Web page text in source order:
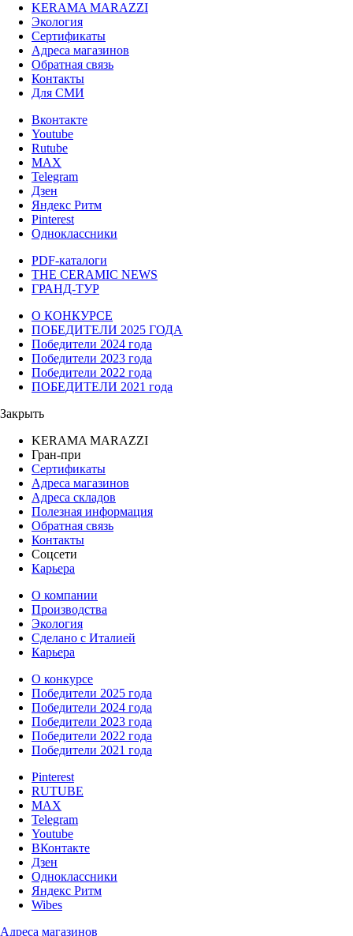
KERAMA MARAZZI
Экология
Сертификаты
Адреса магазинов
Обратная связь
Контакты
Для СМИ
Вконтакте
Youtube
Rutube
MAX
Telegram
Дзен
Яндекс Ритм
Pinterest
Одноклассники
PDF-каталоги
THE CERAMIC NEWS
ГРАНД-ТУР
О КОНКУРСЕ
ПОБЕДИТЕЛИ 2025 ГОДА
Победители 2024 года
Победители 2023 года
Победители 2022 года
ПОБЕДИТЕЛИ 2021 года
Закрыть
KERAMA MARAZZI
Гран-при
Сертификаты
Адреса магазинов
Адреса складов
Полезная информация
Обратная связь
Контакты
Соцсети
Карьера
О компании
Производства
Экология
Сделано с Италией
Карьера
О конкурсе
Победители 2025 года
Победители 2024 года
Победители 2023 года
Победители 2022 года
Победители 2021 года
Pinterest
RUTUBE
MAX
Telegram
Youtube
ВКонтакте
Дзен
Одноклассники
Яндекс Ритм
Wibes
Адреса магазинов